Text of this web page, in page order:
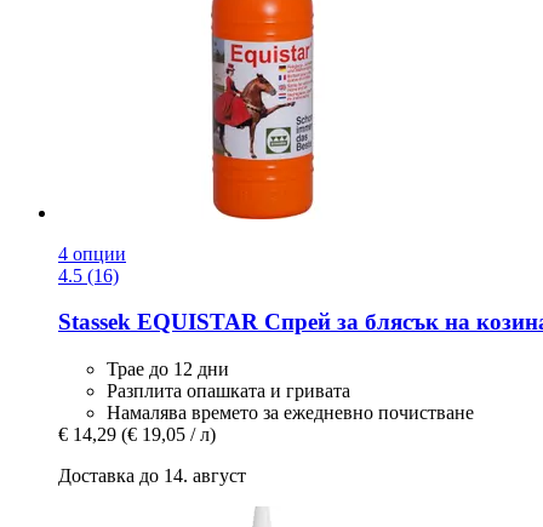
4 опции
4.5 (16)
Stassek EQUISTAR Спрей за блясък на
Трае до 12 дни
Разплита опашката и гривата
Намалява времето за ежедневно почистване
€ 14,29 (€ 19,05 / л)
Доставка до 14. август